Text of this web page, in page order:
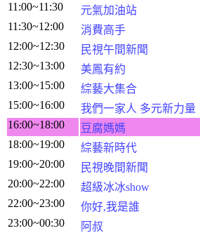
11:00~11:30 元氣加油站
11:30~12:00
消費高手
12:00~12:30
民視午間新聞
12:30~13:00
美鳳有約
13:00~15:00
綜藝大集合
15:00~16:00
我們一家人 多元新力量
16:00~18:00
豆腐媽媽
18:00~19:00
綜藝新時代
19:00~20:00
民視晚間新聞
20:00~22:00
超級冰冰show
22:00~23:00
你好,我是誰
23:00~00:30
阿叔